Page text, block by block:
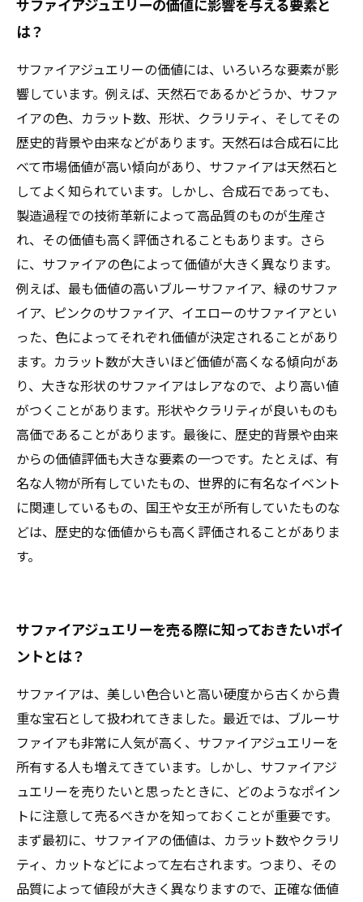
サファイアジュエリーの価値に影響を与える要素と
は？
サファイアジュエリーの価値には、いろいろな要素が影
響しています。例えば、天然石であるかどうか、サファ
イアの色、カラット数、形状、クラリティ、そしてその
歴史的背景や由来などがあります。天然石は合成石に比
べて市場価値が高い傾向があり、サファイアは天然石と
してよく知られています。しかし、合成石であっても、
製造過程での技術革新によって高品質のものが生産さ
れ、その価値も高く評価されることもあります。さら
に、サファイアの色によって価値が大きく異なります。
例えば、最も価値の高いブルーサファイア、緑のサファ
イア、ピンクのサファイア、イエローのサファイアとい
った、色によってそれぞれ価値が決定されることがあり
ます。カラット数が大きいほど価値が高くなる傾向があ
り、大きな形状のサファイアはレアなので、より高い値
がつくことがあります。形状やクラリティが良いものも
高価であることがあります。最後に、歴史的背景や由来
からの価値評価も大きな要素の一つです。たとえば、有
名な人物が所有していたもの、世界的に有名なイベント
に関連しているもの、国王や女王が所有していたものな
どは、歴史的な価値からも高く評価されることがありま
す。
サファイアジュエリーを売る際に知っておきたいポイ
ントとは？
サファイアは、美しい色合いと高い硬度から古くから貴
重な宝石として扱われてきました。最近では、ブルーサ
ファイアも非常に人気が高く、サファイアジュエリーを
所有する人も増えてきています。しかし、サファイアジ
ュエリーを売りたいと思ったときに、どのようなポイン
トに注意して売るべきかを知っておくことが重要です。
まず最初に、サファイアの価値は、カラット数やクラリ
ティ、カットなどによって左右されます。つまり、その
品質によって値段が大きく異なりますので、正確な価値